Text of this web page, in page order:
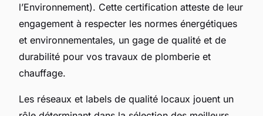
l’Environnement). Cette certification atteste de leur
engagement à respecter les normes énergétiques
et environnementales, un gage de qualité et de
durabilité pour vos travaux de plomberie et
chauffage.
Les réseaux et labels de qualité locaux jouent un